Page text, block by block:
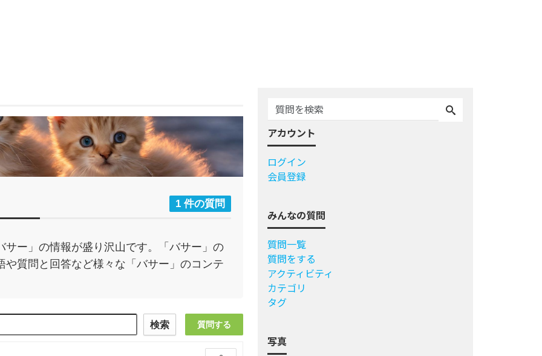
1 件の質問
ー」の情報が盛り沢山です。「バサー」の
質問と回答など様々な「バサー」のコンテ
質問する
検索
アカウント
ログイン
会員登録
みんなの質問
質問一覧
質問をする
アクティビティ
カテゴリ
タグ
写真